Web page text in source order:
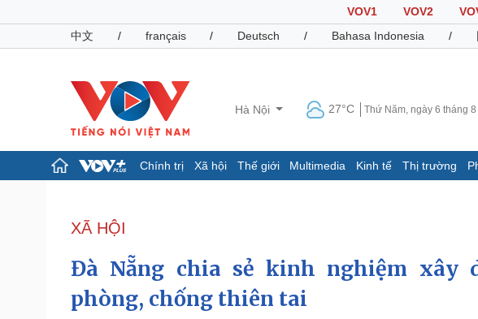
VOV1 VOV2
中文
/ français / Deutsch / Bahasa Indonesia /
Hà Nội 27°C Thứ Năm, ngày 6 tháng
Chính trị Xã hội Thế giới Multimedia Kinh tế Thị trường
Đảng
Tổ chức nhân sự
Nhận diện sự thật
Giáo dục
Dấu ấn VOV
Việc làm
Biển đảo
XÃ HỘI
Đà Nẵng chia sẻ kinh nghiệm xây
phòng, chống thiên tai